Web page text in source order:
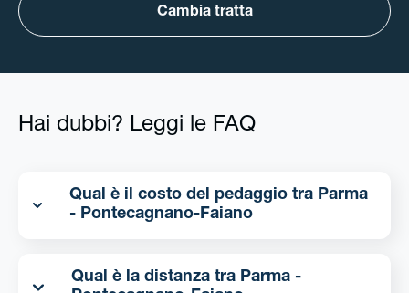
Cambia tratta
Hai dubbi? Leggi le FAQ
Qual è il costo del pedaggio tra Parma
- Pontecagnano-Faiano
Qual è la distanza tra Parma -